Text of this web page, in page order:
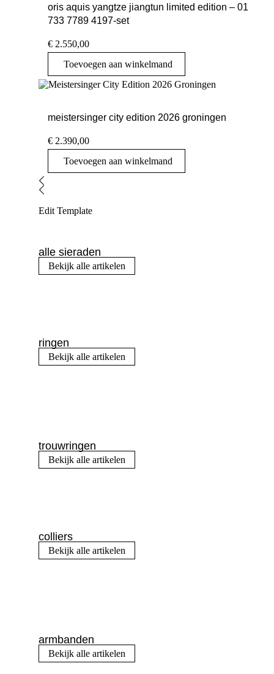
oris aquis yangtze jiangtun limited edition – 01
733 7789 4197-set
€ 2.550,00
Toevoegen aan winkelmand
meistersinger city edition 2026 groningen
€ 2.390,00
Toevoegen aan winkelmand
Edit Template
alle sieraden
Bekijk alle artikelen
ringen
Bekijk alle artikelen
trouwringen
Bekijk alle artikelen
colliers
Bekijk alle artikelen
armbanden
Bekijk alle artikelen